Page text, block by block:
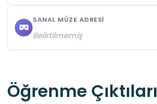
SANAL MÜZE ADRESI
Belirtilmemiş
Öğrenme Çıktıları